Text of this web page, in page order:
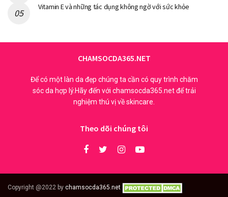
Vitamin E và những tác dụng không ngờ với sức khỏe
CHAMSOCDA365.NET
Để có một làn da đẹp chúng ta cần có quy trình chăm
sóc da hợp lý.Hãy đến với chamsocda365.net để trải
nghiệm thú vị về skincare.
Theo dõi chúng tôi
Copyright @2022 by chamsocda365.net